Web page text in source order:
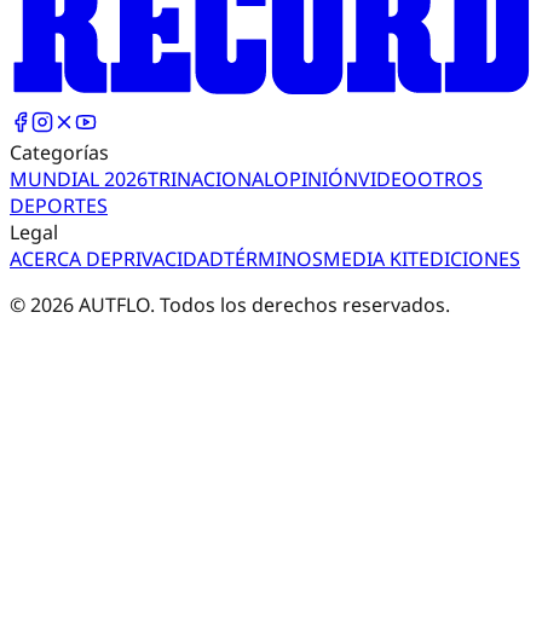
Categorías
MUNDIAL 2026TRINACIONALOPINIÓNVIDEOOTROS
DEPORTES
Legal
ACERCA DEPRIVACIDADTÉRMINOSMEDIA KITEDICIONES
©2026AUTFLO. Todos los derechos reservados.